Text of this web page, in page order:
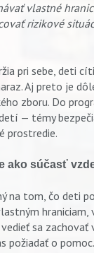
vlastné
rizikové
pri sebe, deti
Aj preto je
zboru. Do
— témy
prostredie.
ako súčasť
na tom, čo deti
hraniciam,
sa zachovať
je čas